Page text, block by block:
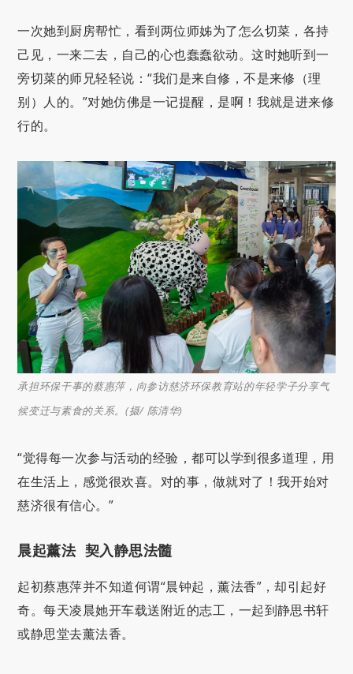
一次她到厨房帮忙，看到两位师姊为了怎么切菜，各持
己见，一来二去，自己的心也蠢蠢欲动。这时她听到一
旁切菜的师兄轻轻说：“我们是来自修，不是来修（理
别）人的。”对她仿佛是一记提醒，是啊！我就是进来修
行的。
承担环保干事的蔡惠萍，向参访慈济环保教育站的年轻学子分享气
候变迁与素食的关系。(摄/ 陈清华)
“觉得每一次参与活动的经验，都可以学到很多道理，用
在生活上，感觉很欢喜。对的事，做就对了！我开始对
慈济很有信心。”
晨起薰法 契入静思法髓
起初蔡惠萍并不知道何谓“晨钟起，薰法香”，却引起好
奇。每天凌晨她开车载送附近的志工，一起到静思书轩
或静思堂去薰法香。